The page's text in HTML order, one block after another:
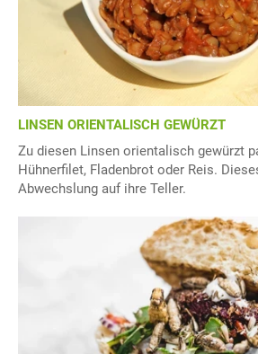
LINSEN ORIENTALISCH GEWÜRZT
Zu diesen Linsen orientalisch gewürzt
Hühnerfilet, Fladenbrot oder Reis.
Abwechslung auf ihre Teller.